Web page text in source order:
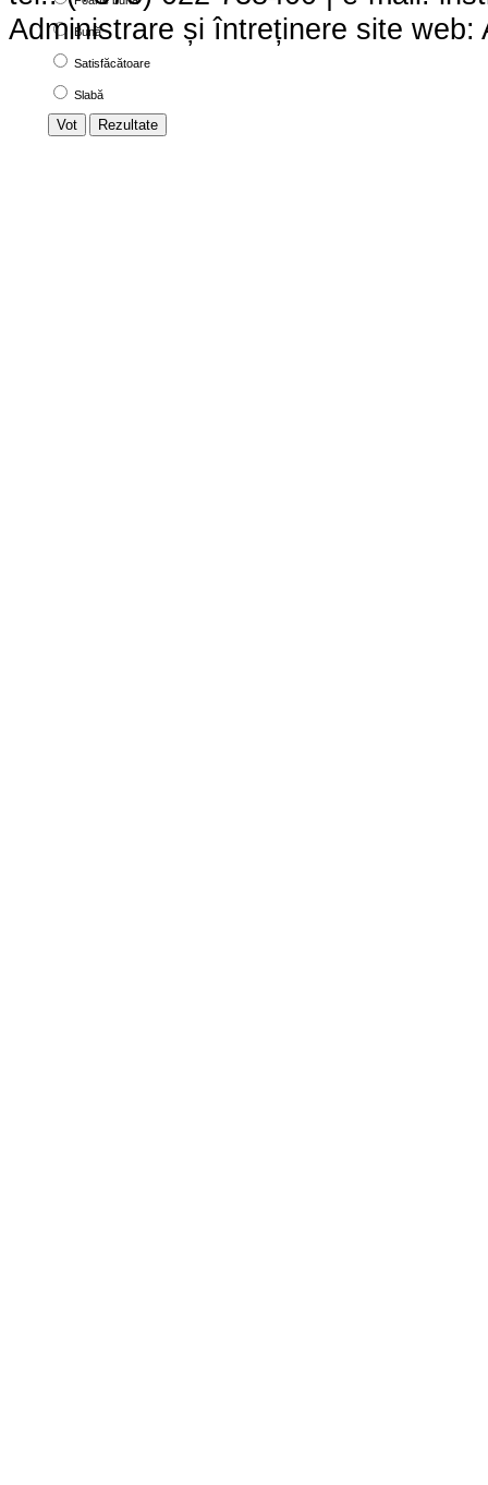
Bună
Satisfăcătoare
Slabă
Administrare și întreținere site web: